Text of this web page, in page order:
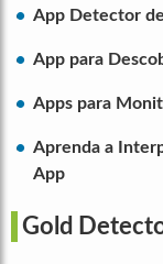
App Detector
App para
Apps para
Aprenda a
App
Gold